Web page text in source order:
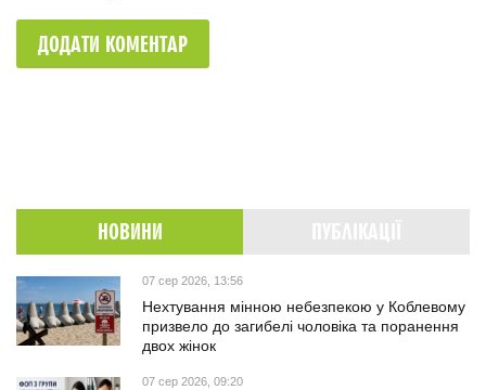
ДОДАТИ КОМЕНТАР
НОВИНИ
07 сер 2026, 13:56
Нехтування мінною небезпекою у Коблевому
призвело до загибелі чоловіка та поранення
двох жінок
07 сер 2026, 09:20